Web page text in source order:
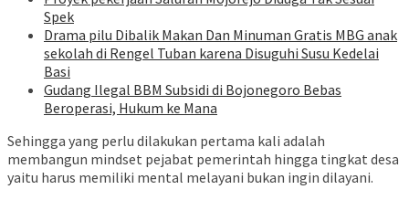
Spek
Drama pilu Dibalik Makan Dan Minuman Gratis MBG anak
sekolah di Rengel Tuban karena Disuguhi Susu Kedelai
Basi
Gudang Ilegal BBM Subsidi di Bojonegoro Bebas
Beroperasi, Hukum ke Mana
Sehingga yang perlu dilakukan pertama kali adalah
membangun mindset pejabat pemerintah hingga tingkat desa
yaitu harus memiliki mental melayani bukan ingin dilayani.